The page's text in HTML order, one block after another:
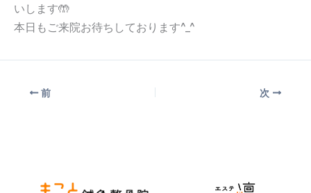
いします🤲
本日もご来院お待ちしております^_^
前 次